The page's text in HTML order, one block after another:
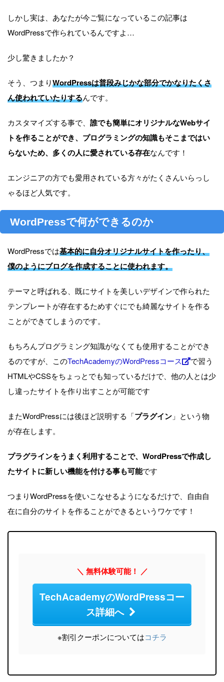
しかし実は、あなたが今ご覧になっているこの記事は
WordPressで作られているんですよ…
少し驚きましたか？
そう、つまりWordPressは普段みじかな部分でかなりたくさ
ん使われていたりするんです。
カスタマイズする事で、 誰でも簡単にオリジナルなWebサイ
トを作ることができ、プログラミングの知識もそこまではい
らないため、多くの人に愛されている存在なんです！
エンジニアの方でも愛用されている方々がたくさんいらっし
ゃるほど人気です。
WordPressで何ができるのか
WordPressでは基本的に自分オリジナルサイトを作ったり、
僕のようにブログを作成することに使われます。
テーマと呼ばれる、既にサイトを美しいデザインで作られた
テンプレートが存在するためすぐにでも綺麗なサイトを作る
ことができてしまうのです。
もちろんプログラミング知識がなくても使用することができ
るのですが、このTechAcademyのWordPressコース
で習う
HTMLやCSSをちょっとでも知っているだけで、他の人とは少
し違ったサイトを作り出すことが可能です
またWordPressには後ほど説明する「プラグイン 」という物
が存在します。
プラグラインをうまく利用することで、WordPressで作成し
たサイトに新しい機能を付ける事も可能です
つまりWordPressを使いこなせるようになるだけで、自由自
在に自分のサイトを作ることができるというワケです！
＼ 無料体験可能！ ／
TechAcademyのWordPressコー
ス詳細へ
※割引クーポンについてはコチラ